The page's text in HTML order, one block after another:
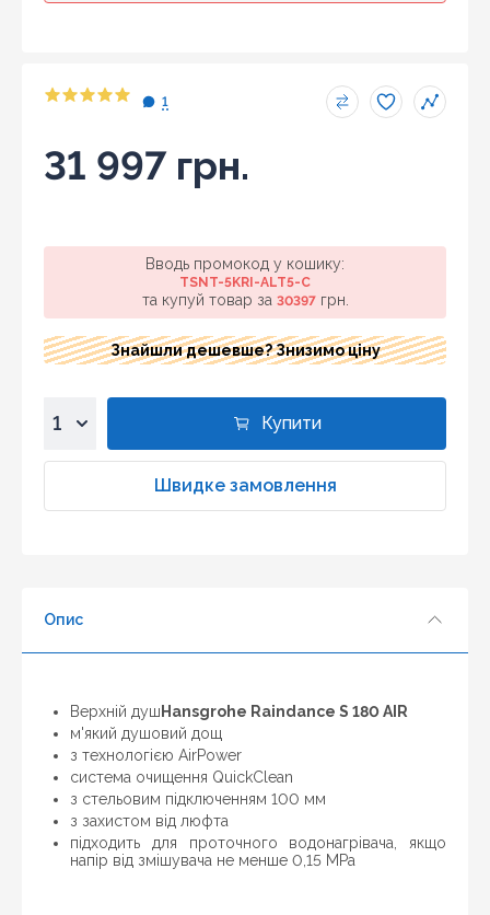
1
31 997 грн.
Вводь промокод у кошику:
TSNT-5KRI-ALT5-C
та купуй товар за 30397грн.
Знайшли дешевше? Знизимо ціну
3
7
8
10
Купити
Швидке замовлення
Опис
Верхній душ Hansgrohe Raindance S 180 AIR
м'який душовий дощ
з технологією AirPower
система очищення QuickClean
з стельовим підключенням 100 мм
з захистом від люфта
підходить для проточного водонагрівача, якщо
напір від змішувача не менше 0,15 МРа
Знайшли дешевше?
Шановні клієнти нашого магазину! Якщо ви блукаючи
по інтернету знайшли ціну потрібного Вам товару
раді запропонувати вигіднішу для Вас ціну (за умови,
що товар даної моделі повинен бути у конкурента в
наявності і ціна на даний товар в іншому інтернет-
магазині актуальна і діюча)
Оновити капчу